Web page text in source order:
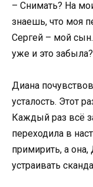
– Снимать? На
знаешь, что моя
Сергей – мой
уже и это забыла?
Диана
усталость. Этот
Каждый раз всё
переходила в
примирить, а она,
устраивать